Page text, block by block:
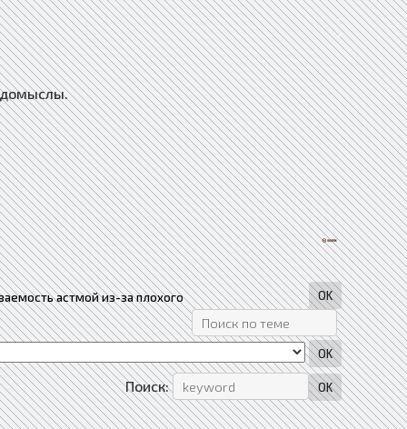
домыслы.
астмой из-за плохого
Поиск: